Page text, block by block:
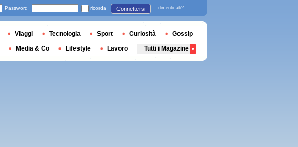
Password ricorda Connettersi dimenticati?
Viaggi Tecnologia Sport Curiosità Gossip
Media & Co Lifestyle Lavoro Tutti i Magazine